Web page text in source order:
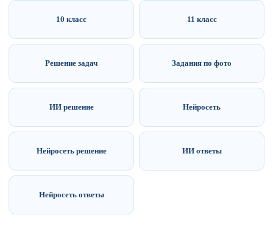
10 класс 11 класс
Решение задач Задания по фото
ИИ решение Нейросеть
Нейросеть решение ИИ ответы
Нейросеть ответы